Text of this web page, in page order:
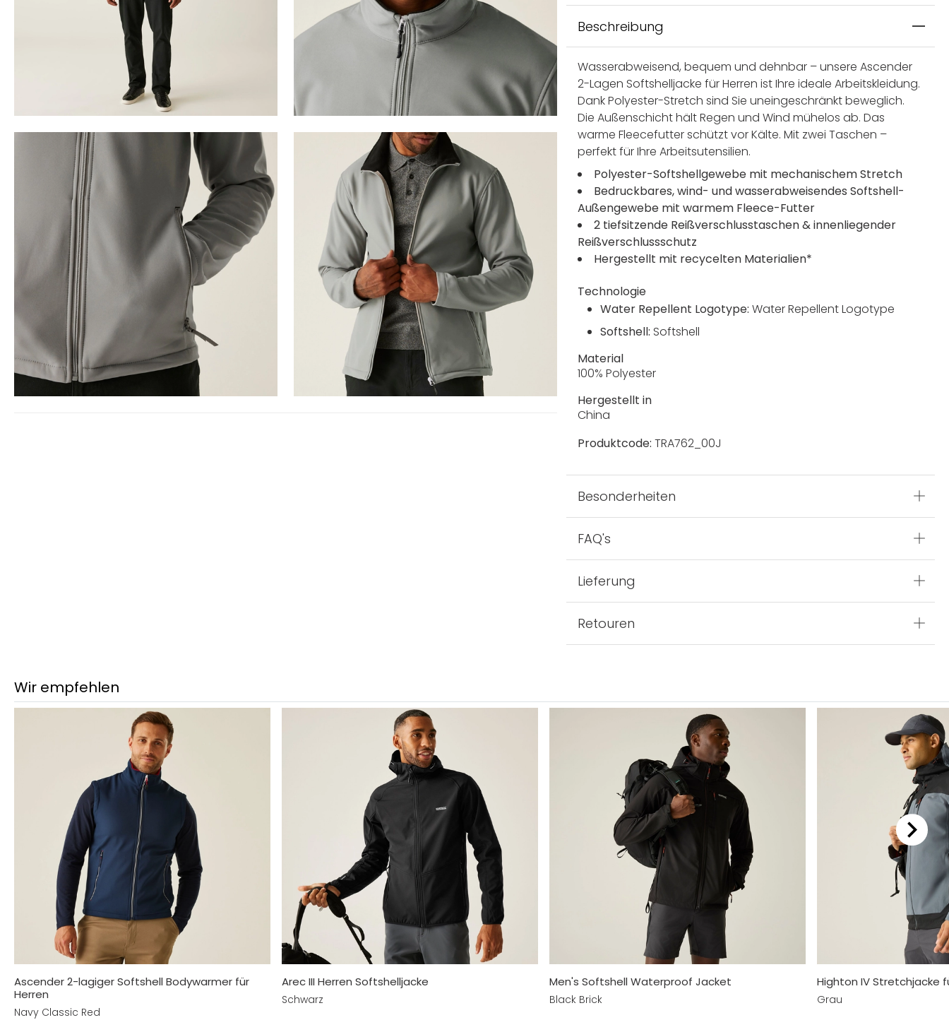
Beschreibung
Wasserabweisend, bequem und dehnbar – unsere Ascender
2-Lagen Softshelljacke für Herren ist Ihre ideale Arbeitskleidung.
Dank Polyester-Stretch sind Sie uneingeschränkt beweglich.
Die Außenschicht hält Regen und Wind mühelos ab. Das
warme Fleecefutter schützt vor Kälte. Mit zwei Taschen –
perfekt für Ihre Arbeitsutensilien.
Polyester-Softshellgewebe mit mechanischem Stretch
Bedruckbares, wind- und wasserabweisendes Softshell-
Außengewebe mit warmem Fleece-Futter
2 tiefsitzende Reißverschlusstaschen & innenliegender
Reißverschlussschutz
Hergestellt mit recycelten Materialien*
Technologie
Water Repellent Logotype:Water Repellent Logotype
Softshell: Softshell
Material
100% Polyester
Hergestellt in
China
Produktcode: TRA762_00J
Besonderheiten
FAQ's
Lieferung
Retouren
Wir empfehlen
Ascender 2-lagiger Softshell Bodywarmer für
Herren
Navy Classic Red
Arec III Herren Softshelljacke
Schwarz
Men's Softshell Waterproof Jacket
Black Brick
Highton IV Stretchjacke
Grau